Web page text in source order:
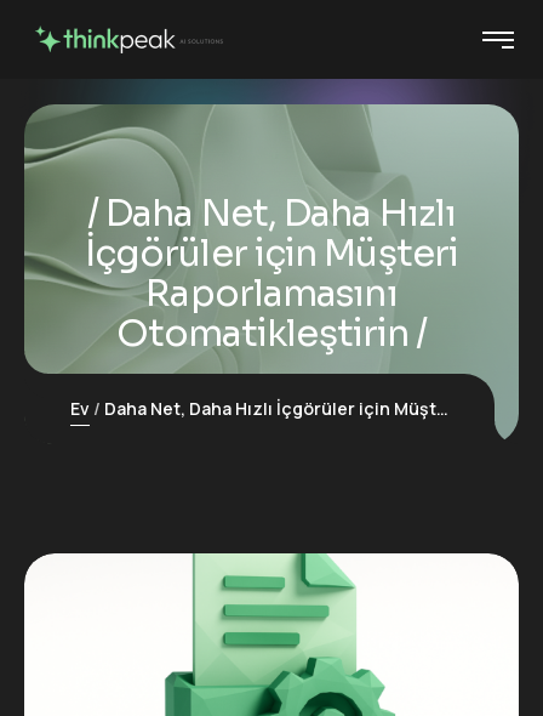
Daha Net, Daha Hızlı
İçgörüler için Müşteri
Raporlamasını
Otomatikleştirin
Ev Daha Net, Daha Hızlı İçgörüler için Müşteri Raporlamasını Otomatikleştirin